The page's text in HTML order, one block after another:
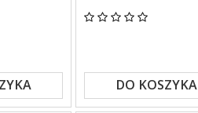
DO KOSZYKA